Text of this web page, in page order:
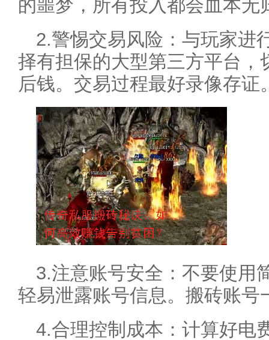
的噩梦，所有投入都会血本无
2.警惕交易风险：与玩家进
择有担保的大型第三方平台，
后钱。交易过程最好录像存证
3.注意账号安全：不要使用
轻易泄露账号信息。搬砖账号
4.合理控制成本：计算好电